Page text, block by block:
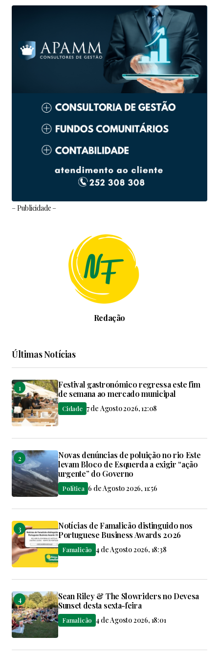
– Publicidade –
Redação
Últimas Notícias
Festival gastronómico regressa este fim
de semana ao mercado municipal
Cidade 7 de Agosto 2026, 12:08
Novas denúncias de poluição no rio Este
levam Bloco de Esquerda a exigir “ação
urgente” do Governo
Política 6 de Agosto 2026, 11:56
Notícias de Famalicão distinguido nos
Portuguese Business Awards 2026
Famalicão 4 de Agosto 2026, 18:38
Sean Riley & The Slowriders no Devesa
Sunset desta sexta-feira
Famalicão 4 de Agosto 2026, 18:01